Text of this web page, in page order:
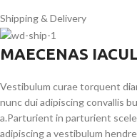
Shipping & Delivery
MAECENAS
Vestibulum curae torquent
nunc dui adipiscing convallis
a.Parturient in parturient
adipiscing a vestibulum